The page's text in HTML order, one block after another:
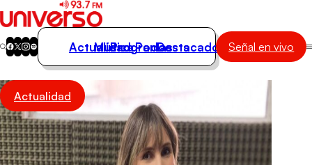
Actualidad
Música
Programas
Podcasts
Destacados
Actualidad
Música
Programas
Podcasts
Destacados Señal en vivo
Actualidad